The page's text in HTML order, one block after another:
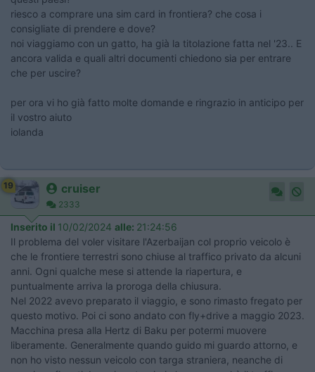
riesco a comprare una sim card in frontiera? che cosa i
consigliate di prendere e dove?
noi viaggiamo con un gatto, ha già la titolazione fatta nel '23.. E
ancora valida e quali altri documenti chiedono sia per entrare
che per uscire?
per ora vi ho già fatto molte domande e ringrazio in anticipo per
il vostro aiuto
iolanda
19 cruiser
2333
Inserito il 10/02/2024 alle: 21:24:56
Il problema del voler visitare l'Azerbaijan col proprio veicolo è
che le frontiere terrestri sono chiuse al traffico privato da alcuni
anni. Ogni qualche mese si attende la riapertura, e
puntualmente arriva la proroga della chiusura.
Nel 2022 avevo preparato il viaggio, e sono rimasto fregato per
questo motivo. Poi ci sono andato con fly+drive a maggio 2023.
Macchina presa alla Hertz di Baku per potermi muovere
liberamente. Generalmente quando guido mi guardo attorno, e
non ho visto nessun veicolo con targa straniera, neanche di